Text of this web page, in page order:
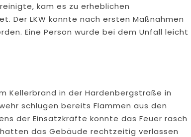
kam es zu erheblichen
Der LKW konnte nach ersten Maßnahmen
Eine Person wurde bei dem Unfall leicht
Kellerbrand in der Hardenbergstraße in
schlugen bereits Flammen aus den
der Einsatzkräfte konnte das Feuer rasch
das Gebäude rechtzeitig verlassen